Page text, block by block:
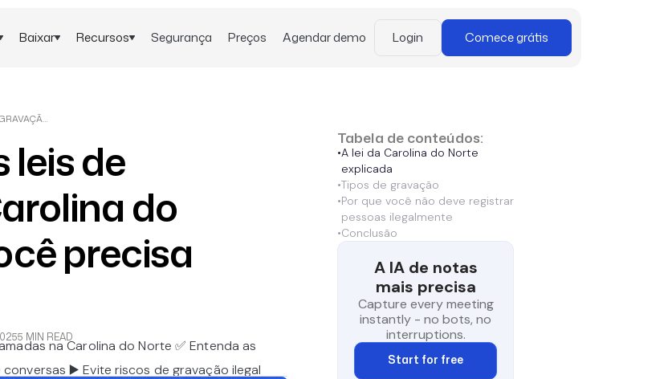
Baixar Recursos Segurança Preços Agendar demo Login Comece grátis
ENTENDENDO AS LEIS DE GRAVAÇÃO DA CAROLINA DO NORTE: O QUE VOCÊ PRECISA SABER
leis de
do
precisa
5 MIN READ
na Carolina do Norte ✅ Entenda as
▶️ Evite riscos de gravação ilegal
Tabela de conteúdos:
•A lei da Carolina do Norte
explicada
•Tipos de gravação
•Por que você não deve registrar
pessoas ilegalmente
•Conclusão
A IA de notas
mais precisa
Capture every meeting
instantly - no bots, no
interruptions.
Start for free